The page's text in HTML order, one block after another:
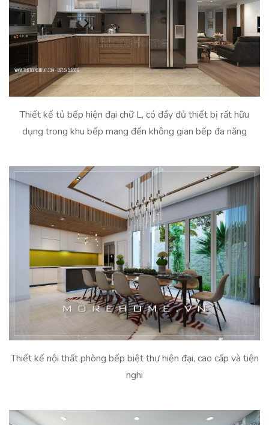
Thiết kế tủ bếp hiện đại chữ L, có đầy đủ thiết bị rất hữu
dụng trong khu bếp mang đến không gian bếp đa năng
Thiết kế nội thất phòng bếp biệt thự hiện đại, cao cấp và tiện
nghi